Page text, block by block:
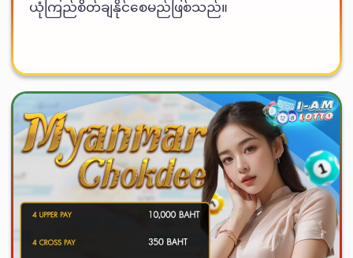
ယုံကြည်စိတ်ချနိုင်စေမည်ဖြစ်သည်။